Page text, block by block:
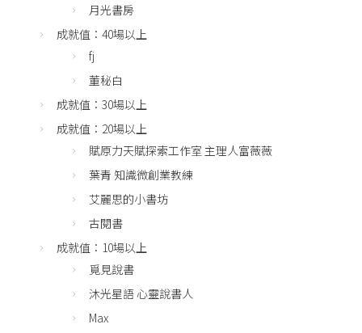
月光書房
成就值：40場以上
fj
董秘白
成就值：30場以上
成就值：20場以上
賦原力天賦探索工作室 主理人富薇薇
葉青 知識微創業教練
艾麗思的小書坊
古閱書
成就值：10場以上
覓見說書
沐光星語 心靈說書人
Max